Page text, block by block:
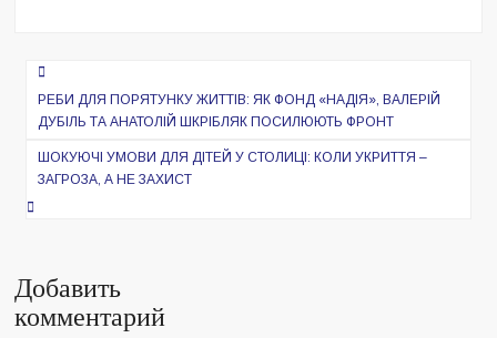
Навигация
по
записям
РЕБИ ДЛЯ ПОРЯТУНКУ ЖИТТІВ: ЯК ФОНД «НАДІЯ», ВАЛЕРІЙ
ДУБІЛЬ ТА АНАТОЛІЙ ШКРІБЛЯК ПОСИЛЮЮТЬ ФРОНТ
ШОКУЮЧІ УМОВИ ДЛЯ ДІТЕЙ У СТОЛИЦІ: КОЛИ УКРИТТЯ –
ЗАГРОЗА, А НЕ ЗАХИСТ
Добавить
комментарий